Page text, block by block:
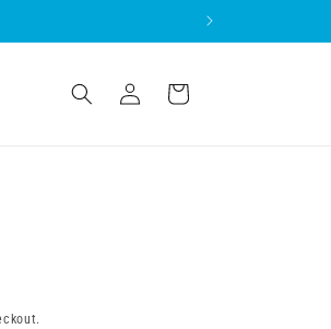
InloggenWinkelwagen